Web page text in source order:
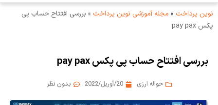
نوین پرداخت » مجله آموزشی نوین پرداخت » بررسی افتتاح حساب پی
پکس pay pax
بررسی افتتاح حساب پی پکس pay pax
حواله ارزی 20/آوریل/2022 بدون نظر